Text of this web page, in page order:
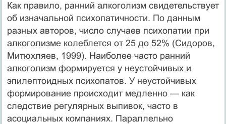
Как правило, ранний алкоголизм свидетельствует
об изначальной психопатичности. По данным
разных авторов, число случаев психопатии при
алкоголизме колеблется от 25 до 52% (Сидоров,
Митюхляев, 1999). Наиболее часто ранний
алкоголизм формируется у неустойчивых и
эпилептоидных психопатов. У неустойчивых
формирование происхо­дит медленно — как
следствие регулярных выпивок, часто в
асоциальных компаниях. Параллельно